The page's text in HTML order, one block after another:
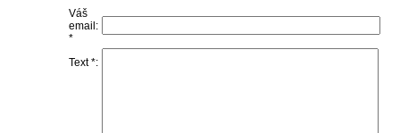
Váš
email:
*
Text *: